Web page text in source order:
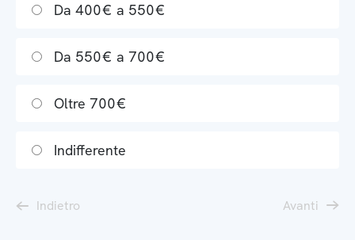
Da 400€ a 550€
Da 550€ a 700€
Oltre 700€
Indifferente
Indietro Avanti